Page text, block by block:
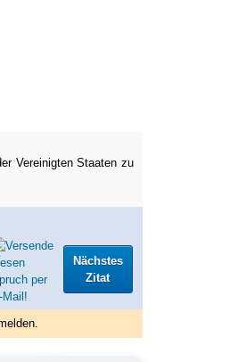
Vereinigten Staaten zu
Nächstes
Zitat